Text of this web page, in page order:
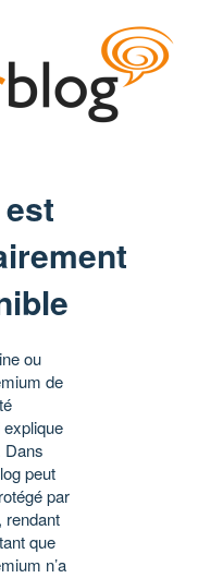
ou
de
Dans
peut
par
rendant
que
n’a